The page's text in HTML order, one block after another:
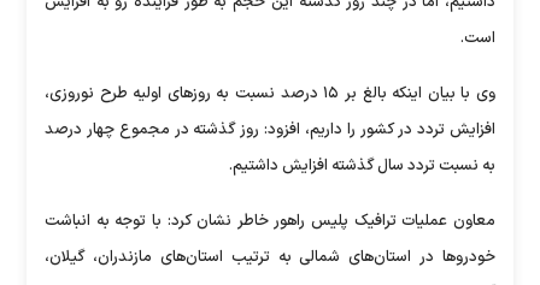
است.
وی با بیان اینکه بالغ بر ۱۵ درصد نسبت به روز‌های اولیه طرح نوروزی،
افزایش تردد در کشور را داریم، افزود: روز گذشته در مجموع چهار درصد
به نسبت تردد سال گذشته افزایش داشتیم.
معاون عملیات ترافیک پلیس راهور خاطر نشان کرد: با توجه به انباشت
خودرو‌ها در استان‌های شمالی به ترتیب استان‌های مازندران، گیلان،